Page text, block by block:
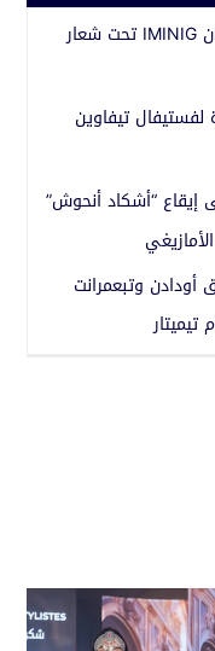
أكادير تجمع مغاربة العالم في مهرجان IMINIG تحت شعار
لفستيفال تيفاوين
إيقاع “أشكاد أنحوش”
وتبعمرانت